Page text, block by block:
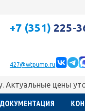
+7 (351) 225-
427@wtpump.ru
Актуальные цены
ДОКУМЕНТАЦИЯ